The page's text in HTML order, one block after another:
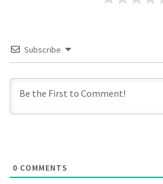
Subscribe
0 COMMENTS